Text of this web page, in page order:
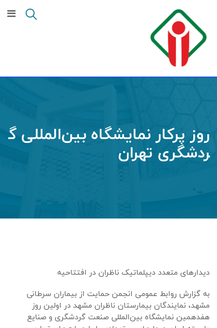
content
روز پرکار نمایشگاه بین‌المللی گ
ردشگری تهران
دیدارهای متعدد دیپلماتیک ناظران در افتتاحیه
به گزارش روابط عمومی انجمن حمایت از بیماران سرطانی
مشهد، نمایندگان بیمارستان ناظران مشهد در اولین روز
هفدهمین نمایشگاه بین‌المللی صنعت گردشگری و صنایع